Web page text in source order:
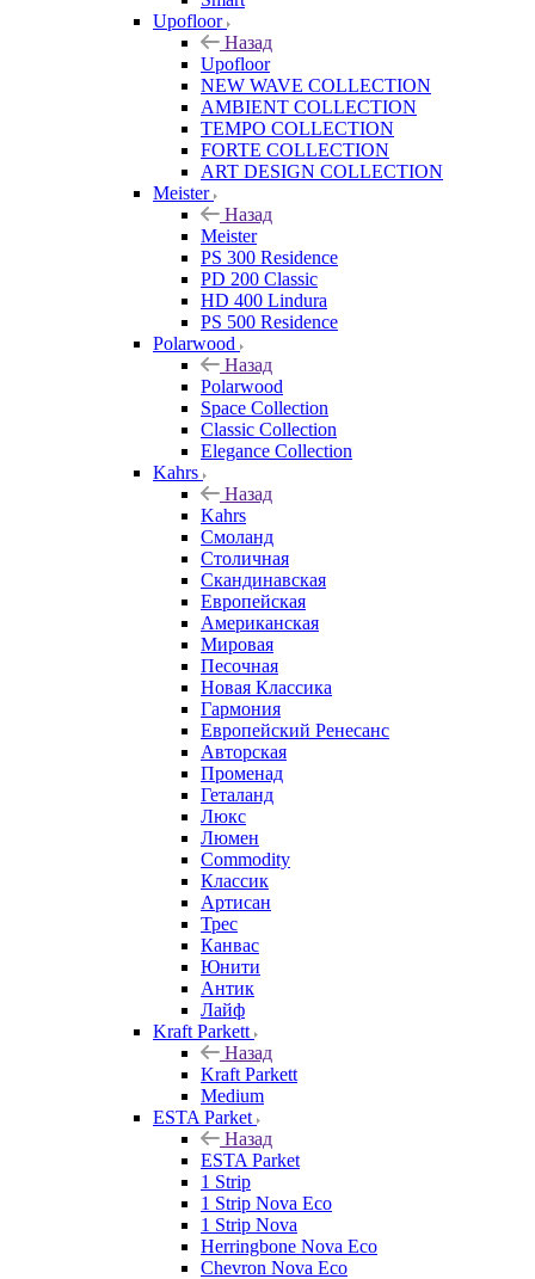
Upofloor
Назад
Upofloor
NEW WAVE COLLECTION
AMBIENT COLLECTION
TEMPO COLLECTION
FORTE COLLECTION
ART DESIGN COLLECTION
Meister
Назад
Meister
PS 300 Residence
PD 200 Classic
HD 400 Lindura
PS 500 Residence
Polarwood
Назад
Polarwood
Space Collection
Classic Collection
Elegance Collection
Kahrs
Назад
Kahrs
Смоланд
Столичная
Скандинавская
Европейская
Американская
Мировая
Песочная
Новая Классика
Гармония
Европейский Ренесанс
Авторская
Променад
Геталанд
Люкс
Люмен
Commodity
Классик
Артисан
Трес
Канвас
Юнити
Антик
Лайф
Kraft Parkett
Назад
Kraft Parkett
Medium
ESTA Parket
Назад
ESTA Parket
1 Strip
1 Strip Nova Eco
1 Strip Nova
Herringbone Nova Eco
Chevron Nova Eco